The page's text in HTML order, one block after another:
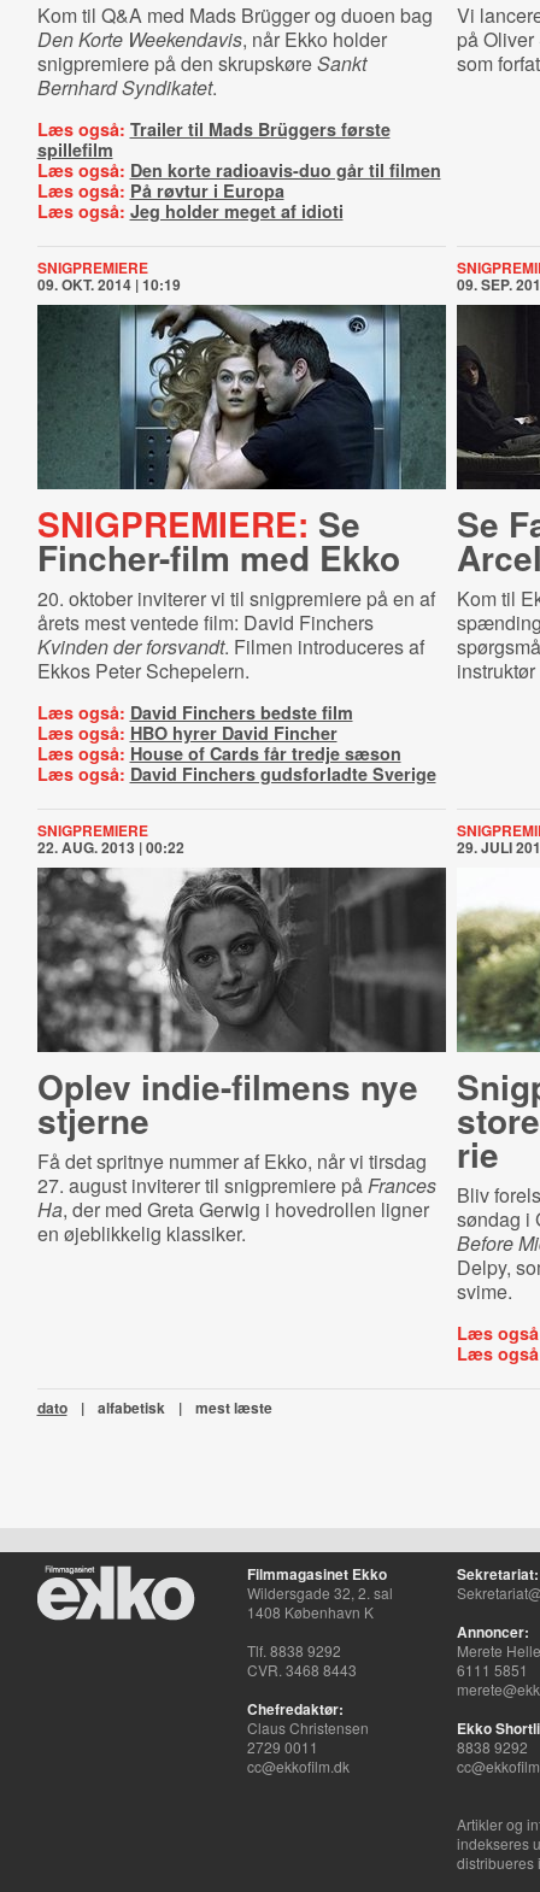
Kom til Q&A med Mads Brügger og duoen bag
Den Korte Weekendavis, når Ekko holder
snigpremiere på den skrupskøreSankt
Bernhard Syndikatet.
Læs også: Trailer til Mads Brüggers første
spillefilm
Læs også: Den korte radioavis-duo går til filmen
Læs også: På røvtur i Europa
Læs også: Jeg holder meget af idioti
Vi
på
som
SNIGPREMIERE
09. OKT. 2014 | 10:19
SNIGPREMIERE: Se
Fincher-film med Ekko
20. oktober inviterer vi til snigpremiere på en af
årets mest ventede film: David Finchers
Kvinden der forsvandt. Filmen introduceres af
Ekkos Peter Schepelern.
Læs også: David Finchers bedste film
Læs også: HBO hyrer David Fincher
Læs også: House of Cards får tredje sæson
Læs også: David Finchers gudsforladte Sverige
09. SEP.
Se
Kom til
SNIGPREMIERE
22. AUG. 2013 | 00:22
Oplev indie-filmens nye
stjerne
Få det spritnye nummer af Ekko, når vi tirsdag
27. august inviterer til snigpremiere påFrances
Ha, der med Greta Gerwig i hovedrollen ligner
en øjeblikkelig klassiker.
29. JULI
rie
Bliv
søndag i
Before
Delpy,
svime.
Læs
Læs
dato | alfabetisk | mest læste
Filmmagasinet Ekko
Wildersgade 32, 2. sal
1408 København K
Tlf. 8838 9292
CVR. 3468 8443
Chefredaktør:
Claus Christensen
2729 0011
cc@ekkofilm.dk
Sekretariat:
Annoncer:
Merete
6111 5851
Ekko
8838 9292
Artikler og
indekseres
distribueres